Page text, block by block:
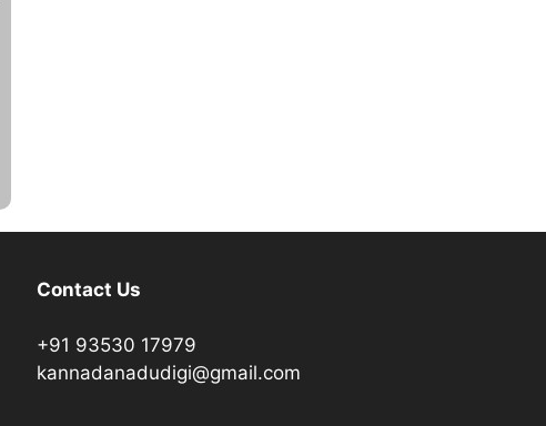
Contact Us
+91 93530 17979
kannadanadudigi@gmail.com